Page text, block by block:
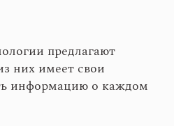
предлагают
них имеет свои
информацию о каждом